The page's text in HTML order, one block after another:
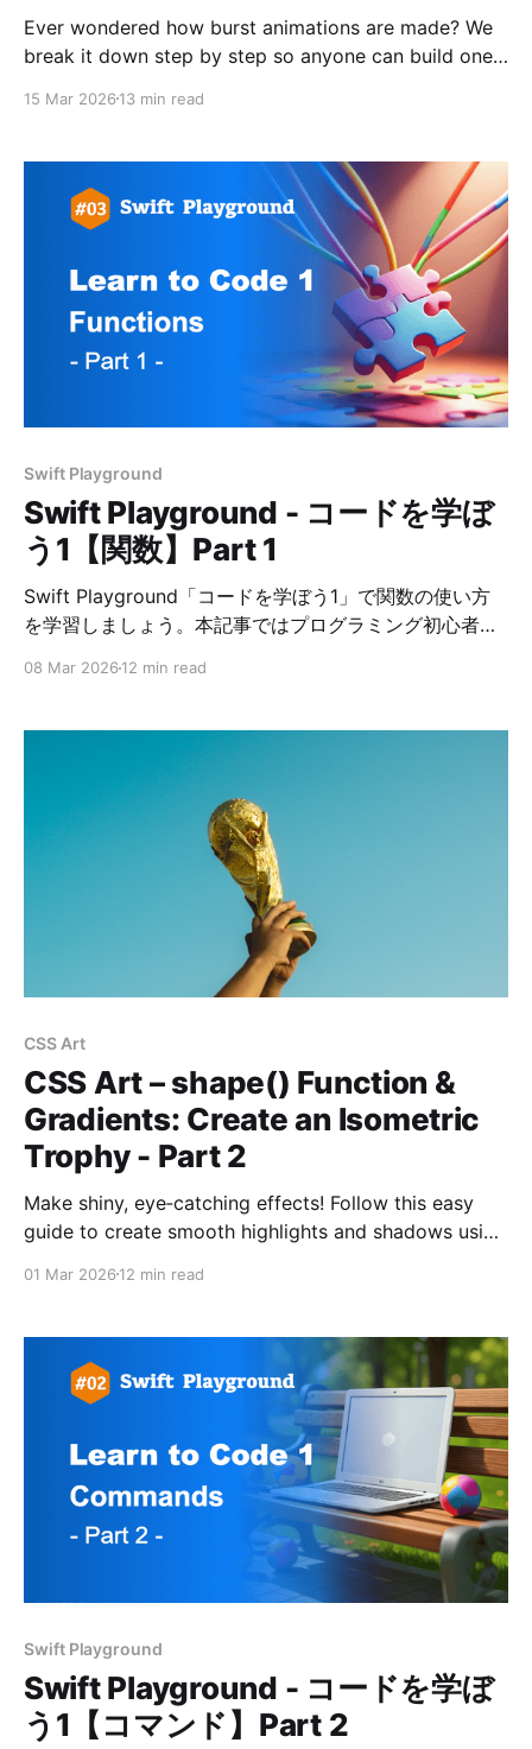
Ever wondered how burst animations are made? We
break it down step by step so anyone can build one
15 Mar 2026 13 min read
Swift Playground
Swift Playground - コードを学ぼ
う1【関数】Part 1
Swift Playground「コードを学ぼう1」で関数の使い方
を学習しましょう。本記事ではプログラミング初心者に
08 Mar 2026 12 min read
CSS Art
CSS Art – shape() Function &
Gradients: Create an Isometric
Trophy - Part 2
Make shiny, eye‑catching effects! Follow this easy
guide to create smooth highlights and shadows using
01 Mar 2026 12 min read
Swift Playground
Swift Playground - コードを学ぼ
う1【コマンド】Part 2